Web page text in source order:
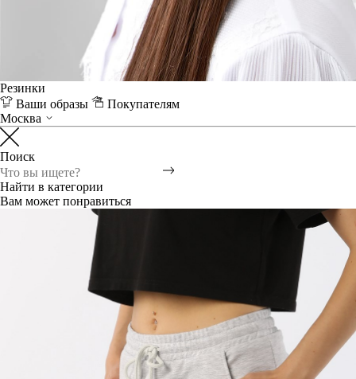
Резинки
Ваши образы
Покупателям
Москва
Поиск
Найти в категории
Вам может понравиться